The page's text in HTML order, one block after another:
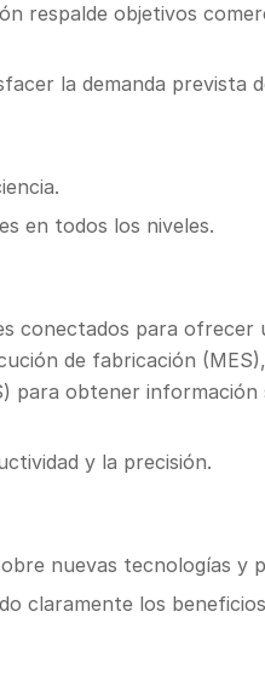
respalde objetivos
la demanda prevista
en todos los niveles.
conectados para
de fabricación
para obtener
y la precisión.
nuevas tecnologías y
claramente los